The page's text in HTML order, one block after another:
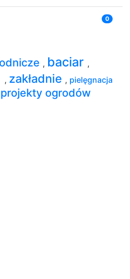
0
, baciar ,
, zakładnie , pielęgnacja
projekty ogrodów